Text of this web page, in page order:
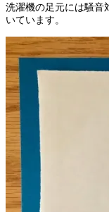
洗濯機の足元には騒音
いています。